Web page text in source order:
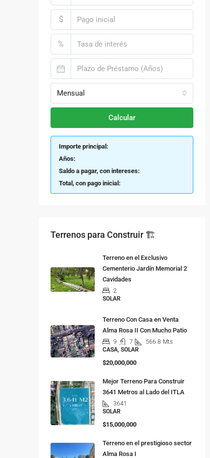
$
%
Mensual
Calcular
Importe principal:
Años:
Saldo a pagar, con intereses:
Total, con pago inicial:
Terrenos para Construir 🏗
Terreno en el Exclusivo
Cementerio Jardín Memorial 2
Cavidades
2
SOLAR
Terreno Con Casa en Venta
Alma Rosa II Con Mucho Patio
9 7 566.8 Mts
CASA, SOLAR
$20,000,000
Mejor Terreno Para Construir
3641 Metros al Lado del ITLA
3641
SOLAR
$15,000,000
Terreno en el prestigioso sector
Alma Rosa I